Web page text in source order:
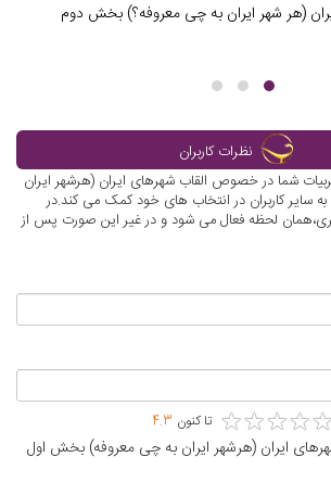
(هر شهر ایران به چی معروفه؟) بخش دوم
نظرات کاربران
شما در خصوص القاب شهرهای ایران (هرشهر ایران
سایر کاربران در انتخاب های خود کمک می کند.در
لحظه فعال می شود و در غیر این صورت پس از
★★★★★
★★★★★ تا کنون 4.3
ایران (هرشهر ایران به چی معروفه) بخش اول